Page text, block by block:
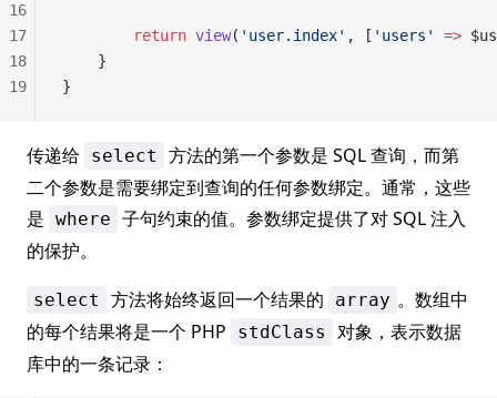
        return
view( 'user.index' , [ 'users' =>
    }
}
16
17
18
19
传递给 select
方法的第一个参数是 SQL 查询，而第
二个参数是需要绑定到查询的任何参数绑定。通常，这些
是 where 子句约束的值。参数绑定提供了对 SQL 注入
的保护。
select 方法将始终返回一个结果的 array 。数组中
的每个结果将是一个 PHP
stdClass
对象，表示数据
库中的一条记录：